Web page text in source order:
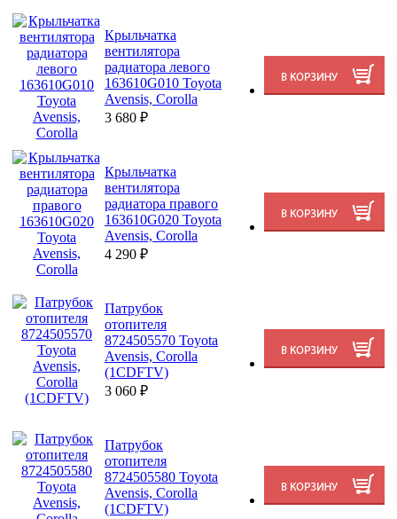
Крыльчатка
вентилятора
радиатора левого
163610G010 Toyota
Avensis, Corolla
3 680 ₽
Крыльчатка
вентилятора
радиатора правого
163610G020 Toyota
Avensis, Corolla
4 290 ₽
Патрубок
отопителя
8724505570 Toyota
Avensis, Corolla
(1CDFTV)
3 060 ₽
Патрубок
отопителя
8724505580 Toyota
Avensis, Corolla
(1CDFTV)